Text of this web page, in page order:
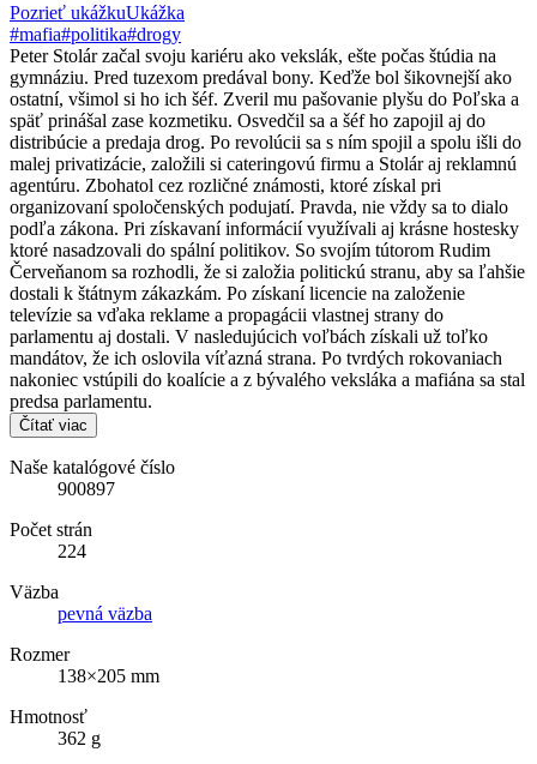
Pozrieť ukážkuUkážka
#mafia#politika#drogy
Peter Stolár začal svoju kariéru ako vekslák, ešte počas štúdia na
gymnáziu. Pred tuzexom predával bony. Keďže bol šikovnejší ako
ostatní, všimol si ho ich šéf. Zveril mu pašovanie plyšu do Poľska a
späť prinášal zase kozmetiku. Osvedčil sa a šéf ho zapojil aj do
distribúcie a predaja drog. Po revolúcii sa s ním spojil a spolu išli do
malej privatizácie, založili si cateringovú firmu a Stolár aj reklamnú
agentúru. Zbohatol cez rozličné známosti, ktoré získal pri
organizovaní spoločenských podujatí. Pravda, nie vždy sa to dialo
podľa zákona. Pri získavaní informácií využívali aj krásne hostesky
ktoré nasadzovali do spální politikov. So svojím tútorom Rudim
Červeňanom sa rozhodli, že si založia politickú stranu, aby sa ľahšie
dostali k štátnym zákazkám. Po získaní licencie na založenie
televízie sa vďaka reklame a propagácii vlastnej strany do
parlamentu aj dostali. V nasledujúcich voľbách získali už toľko
mandátov, že ich oslovila víťazná strana. Po tvrdých rokovaniach
nakoniec vstúpili do koalície a z bývalého veksláka a mafiána sa stal
predsa parlamentu.
Čítať viac
Naše katalógové číslo
900897
Počet strán
224
Väzba
pevná väzba
Rozmer
138×205 mm
Hmotnosť
362 g